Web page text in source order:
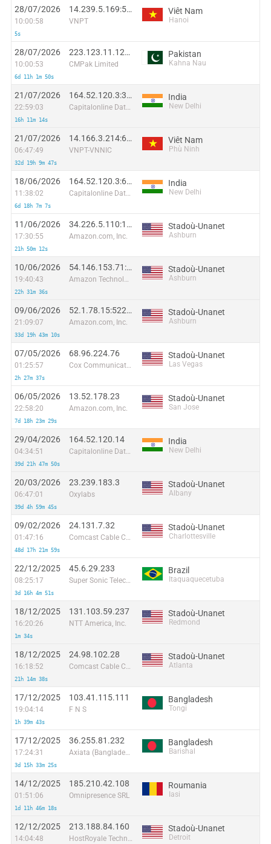
28/07/2026
10:00:58
5s
14.239.5.169:59168
VNPT
Viêt Nam
Hanoi
28/07/2026
10:00:53
6d 11h 1m 50s
223.123.11.128:10010
CMPak Limited
Pakistan
Kahna Nau
21/07/2026
22:59:03
16h 11m 14s
164.52.120.3:36568
Capitalonline Data Service (HK) Co
India
New Delhi
21/07/2026
06:47:49
32d 19h 9m 47s
14.166.3.214:60189
VNPT-VNNIC
Viêt Nam
Phù Ninh
18/06/2026
11:38:02
6d 18h 7m 7s
164.52.120.3:6679
Capitalonline Data Service (HK) Co
India
New Delhi
11/06/2026
17:30:55
21h 50m 12s
34.226.5.110:17794
Amazon.com, Inc.
Stadoù-Unanet
Ashburn
10/06/2026
19:40:43
22h 31m 36s
54.146.153.71:4323
Amazon Technologies Inc.
Stadoù-Unanet
Ashburn
09/06/2026
21:09:07
33d 19h 43m 10s
52.1.78.15:52291
Amazon.com, Inc.
Stadoù-Unanet
Ashburn
07/05/2026
01:25:57
2h 27m 37s
68.96.224.76
Cox Communications Inc.
Stadoù-Unanet
Las Vegas
06/05/2026
22:58:20
7d 18h 23m 29s
13.52.178.23
Amazon.com, Inc.
Stadoù-Unanet
San Jose
29/04/2026
04:34:51
39d 21h 47m 50s
164.52.120.14
Capitalonline Data Service (HK) Co
India
New Delhi
20/03/2026
06:47:01
39d 4h 59m 45s
23.239.183.3
Oxylabs
Stadoù-Unanet
Albany
09/02/2026
01:47:16
48d 17h 21m 59s
24.131.7.32
Comcast Cable Communications
Stadoù-Unanet
Charlottesville
22/12/2025
08:25:17
3d 16h 4m 51s
45.6.29.233
Super Sonic Telecom Ltda
Brazil
Itaquaquecetuba
18/12/2025
16:20:26
1m 34s
131.103.59.237
NTT America, Inc.
Stadoù-Unanet
Redmond
18/12/2025
16:18:52
21h 14m 38s
24.98.102.28
Comcast Cable Communications
Stadoù-Unanet
Atlanta
17/12/2025
19:04:14
1h 39m 43s
103.41.115.111
F N S
Bangladesh
Tongi
17/12/2025
17:24:31
3d 15h 33m 25s
36.255.81.232
Axiata (Bangladesh) Limited
Bangladesh
Barishal
14/12/2025
01:51:06
1d 11h 46m 18s
185.210.42.108
Omnipresence SRL
Roumania
Iasi
12/12/2025
14:04:48
213.188.84.160
HostRoyale Technologies Pvt Ltd
Stadoù-Unanet
Detroit